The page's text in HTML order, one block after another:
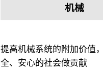
机械
提高机械系统的附加价值
全、安心的社会做贡献